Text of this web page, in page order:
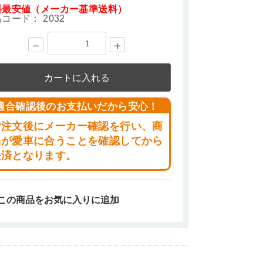
安値（メーカー基準送料）
ード： 2032
－ ＋
カートに入れる
合確認後のお支払いだから安心！
文後にメーカー確認を行い、商
愛車に合うことを確認してから
となります。
の商品をお気に入りに追加